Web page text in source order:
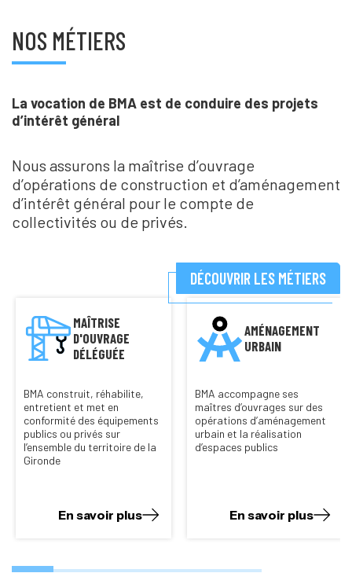
NOS MÉTIERS
La vocation de BMA est de conduire des projets
d’intérêt général
Nous assurons la maîtrise d’ouvrage
d’opérations de construction et d’aménagement
d’intérêt général pour le compte de
collectivités ou de privés.
DÉCOUVRIR LES MÉTIERS
MAÎTRISE
D'OUVRAGE
DÉLÉGUÉE
BMA construit, réhabilite,
entretient et met en
conformité des équipements
publics ou privés sur
l’ensemble du territoire de la
Gironde
En savoir plus
AMÉNAGEMENT
URBAIN
BMA accompagne ses
maîtres d’ouvrages sur des
opérations d’aménagement
urbain et la réalisation
d’espaces publics
En savoir plus